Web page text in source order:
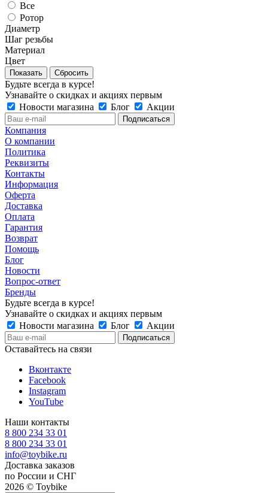
Все
Ротор
Диаметр
Шаг резьбы
Материал
Цвет
Сбросить
Будьте всегда в курсе!
Узнавайте о скидках и акциях первым
Новости магазина
Блог Акции
Компания
О компании
Политика
Реквизиты
Контакты
Информация
Оферта
Доставка
Оплата
Гарантия
Возврат
Помощь
Блог
Новости
Вопрос-ответ
Бренды
Будьте всегда в курсе!
Узнавайте о скидках и акциях первым
Новости магазина
Блог Акции
Оставайтесь на связи
Вконтакте
Facebook
Instagram
YouTube
Наши контакты
8 800 234 33 01
8 800 234 33 01
info@toybike.ru
Доставка заказов
по России и СНГ
2026 © Toybike